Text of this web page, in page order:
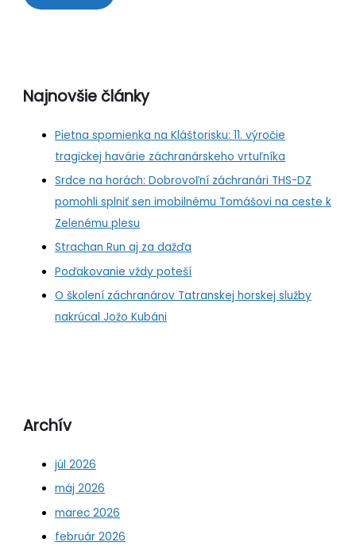
Najnovšie články
Pietna spomienka na Kláštorisku: 11. výročie
tragickej havárie záchranárskeho vrtuľníka
Srdce na horách: Dobrovoľní záchranári THS-DZ
pomohli splniť sen imobilnému Tomášovi na ceste k
Zelenému plesu
Strachan Run aj za dažďa
Poďakovanie vždy poteší
O školení záchranárov Tatranskej horskej služby
nakrúcal Jožo Kubáni
Archív
júl 2026
máj 2026
marec 2026
február 2026